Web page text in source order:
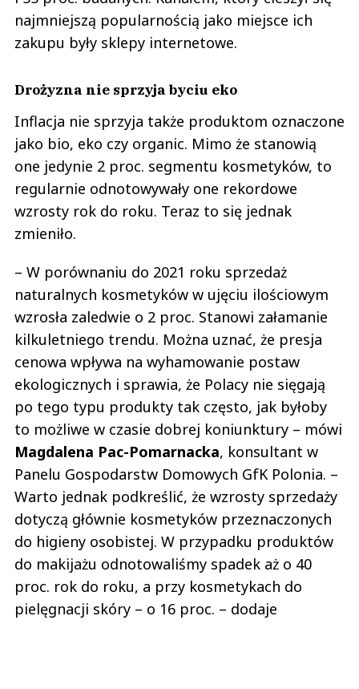
najmniejszą popularnością jako miejsce ich
zakupu były sklepy internetowe.
Drożyzna nie sprzyja byciu eko
Inflacja nie sprzyja także produktom oznaczone
jako bio, eko czy organic. Mimo że stanowią
one jedynie 2 proc. segmentu kosmetyków, to
regularnie odnotowywały one rekordowe
wzrosty rok do roku. Teraz to się jednak
zmieniło.
– W porównaniu do 2021 roku sprzedaż
naturalnych kosmetyków w ujęciu ilościowym
wzrosła zaledwie o 2 proc. Stanowi załamanie
kilkuletniego trendu. Można uznać, że presja
cenowa wpływa na wyhamowanie postaw
ekologicznych i sprawia, że Polacy nie sięgają
po tego typu produkty tak często, jak byłoby
to możliwe w czasie dobrej koniunktury – mówi
Magdalena Pac-Pomarnacka, konsultant w
Panelu Gospodarstw Domowych GfK Polonia. –
Warto jednak podkreślić, że wzrosty sprzedaży
dotyczą głównie kosmetyków przeznaczonych
do higieny osobistej. W przypadku produktów
do makijażu odnotowaliśmy spadek aż o 40
proc. rok do roku, a przy kosmetykach do
pielęgnacji skóry – o 16 proc. – dodaje